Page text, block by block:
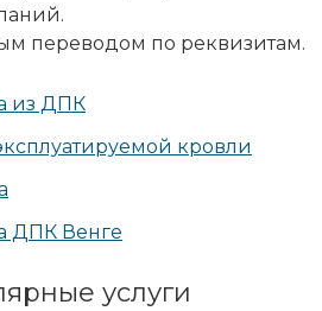
ДПК
полимерная
переводом по реквизитам.
из ДПК
кровли
ДПК Венге
услуги